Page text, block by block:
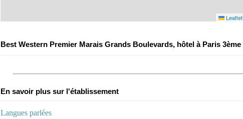
Leaflet
Best Western Premier Marais Grands Boulevards, hôtel à Paris 3ème
En savoir plus sur l'établissement
Langues parlées